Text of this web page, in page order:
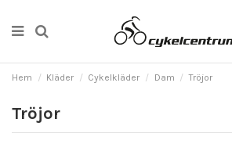
Hem Kläder Cykelkläder Dam Tröjor
Tröjor